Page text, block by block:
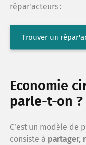
répar'acteurs :
Trouver un
Economie
parle-t-on ?
C’est un modèle de
consiste à partager,